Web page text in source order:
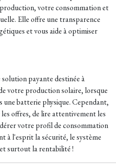
votre consommation et
Elle offre une transparence
et vous aide à optimiser
payante destinée à
votre production solaire, lorsque
une batterie physique. Cependant,
offres, de lire attentivement les
votre profil de consommation
à l'esprit la sécurité, lesystème
et surtout la rentabilité !